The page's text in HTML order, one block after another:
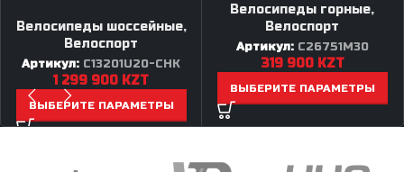
Велосипеды шоссейные,
Велоспорт
Артикул: C13201U20-CHK
1 299 900 KZT
ВЫБЕРИТЕ ПАРАМЕТРЫ
Велосипеды горные,
Велоспорт
Артикул: C26751M30
319 900 KZT
ВЫБЕРИТЕ ПАРАМЕТРЫ